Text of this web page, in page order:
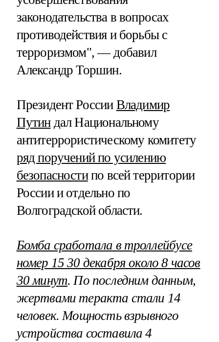
законодательства в вопросах
противодействия и борьбы с
терроризмом", — добавил
Александр Торшин.
Президент России Владимир
Путиндал Национальному
антитеррористическому комитету
ряд поручений по усилению
безопасностипо всей территории
России и отдельно по
Волгоградской области.
Бомба сработала в троллейбусе
номер 15 30 декабря около 8 часов
30 минут. По последним данным,
жертвами теракта стали 14
человек. Мощность взрывного
устройства составила 4